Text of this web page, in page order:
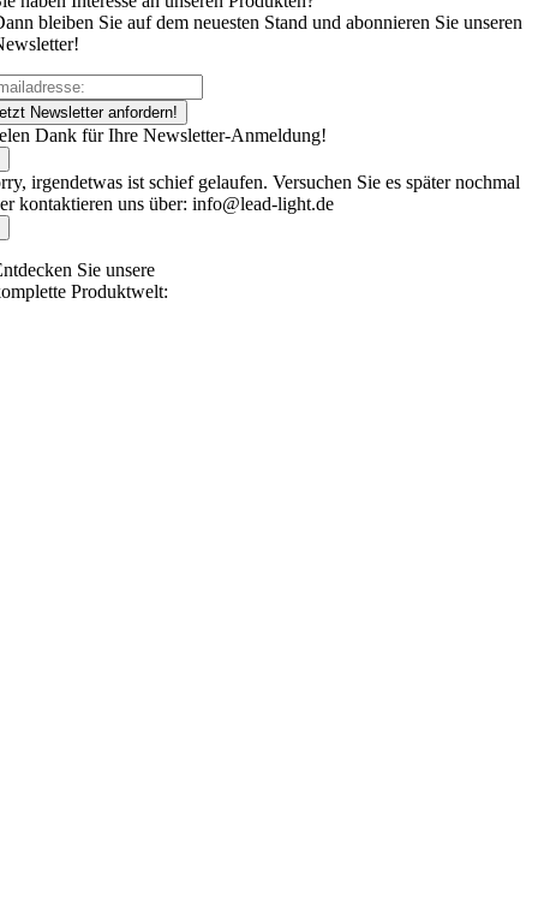
bleiben Sie auf dem neuesten Stand und abonnieren Sie unseren
Newsletter anfordern!
Dank für Ihre Newsletter-Anmeldung!
irgendetwas ist schief gelaufen. Versuchen Sie es später nochmal
kontaktieren uns über: info@lead-light.de
Sie unsere
Produktwelt: